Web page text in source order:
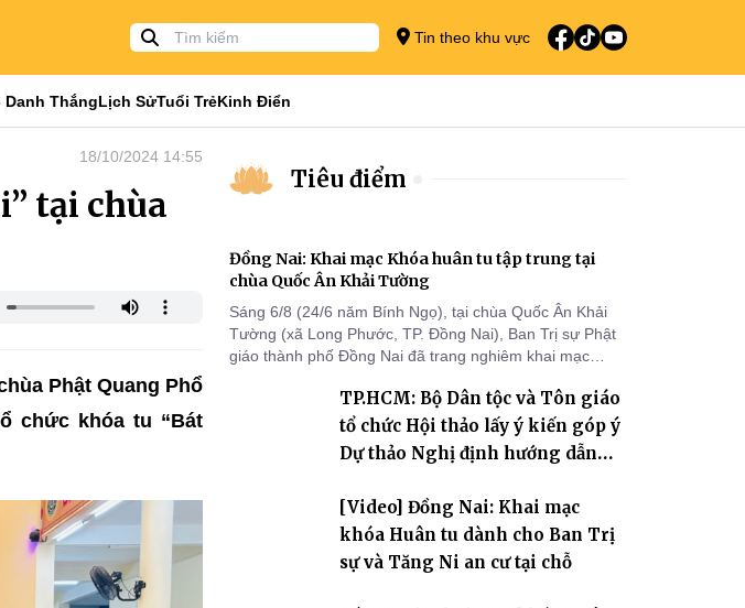
Tin theo khu vực
Danh ThắngLịch SửTuổi TrẻKinh Điển
18/10/2024 14:55
tại chùa
Phật Quang Phổ
chức khóa tu “Bát
Tiêu điểm
Đồng Nai: Khai mạc Khóa huân tu tập trung tại
chùa Quốc Ân Khải Tường
Sáng 6/8 (24/6 năm Bính Ngọ), tại chùa Quốc Ân Khải
Tường (xã Long Phước, TP. Đồng Nai), Ban Trị sự Phật
giáo thành phố Đồng Nai đã trang nghiêm khai mạc
2570 dành cho chư Tăng hành giả an cư tại chỗ khu vực
VII, VIII và trường hạ chùa Quốc Ân Khải Tường.
TP.HCM: Bộ Dân tộc và Tôn giáo
tổ chức Hội thảo lấy ý kiến góp ý
Dự thảo Nghị định hướng dẫn
giáo
[Video] Đồng Nai: Khai mạc
khóa Huân tu dành cho Ban Trị
sự và Tăng Ni an cư tại chỗ